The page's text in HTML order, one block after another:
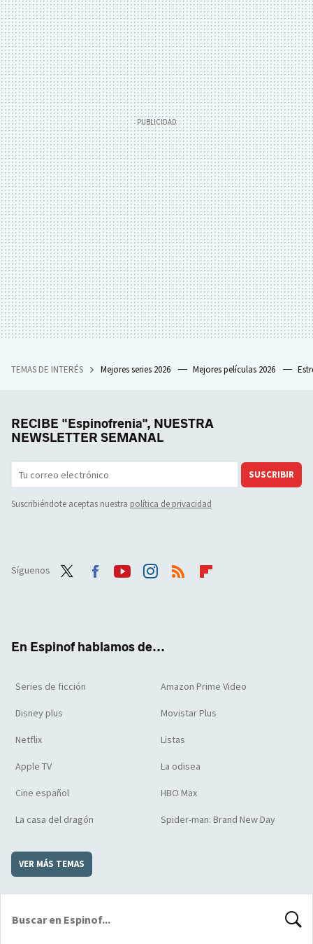
TEMAS DE INTERÉS Mejores series 2026 Mejores películas 2026
RECIBE "Espinofrenia", NUESTRA
NEWSLETTER SEMANAL
SUSCRIBIR
Suscribiéndote aceptas nuestra política de privacidad
Síguenos
En Espinof hablamos de...
Series de ficción Amazon Prime Video
Disney plus Movistar Plus
Netflix Listas
Apple TV La odisea
Cine español HBO Max
La casa del dragón Spider-man: Brand New Day
VER MÁS TEMAS